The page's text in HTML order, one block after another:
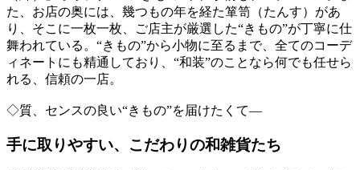
た、お店の奥には、幾つもの年を経た箪笥（たんす）があ
り、そこに一枚一枚、ご店主が厳選した“きもの”が丁寧に仕
舞われている。“きもの”から小物に至るまで、全てのコーデ
ィネートにも精通しており、“和装”のことなら何でも任せら
れる、信頼の一店。
◇質、センスの良い“きもの”を届けたくて―
手に取りやすい、こだわりの和雑貨たち